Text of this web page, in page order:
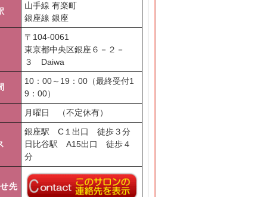
山手線 有楽町
銀座線 銀座
〒 104-0061
東京都中央区銀座６－２－
３ Daiwa
10：00～19：00（最終受付1
9：00）
月曜日 （不定休有）
銀座駅 C１出口 徒歩３分
日比谷駅 A15出口 徒歩４
分
先